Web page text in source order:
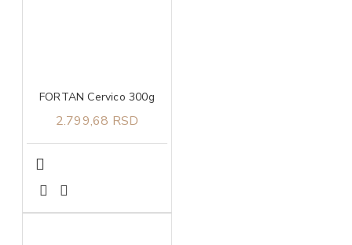
FORTAN Cervico 300g
2.799,68 RSD